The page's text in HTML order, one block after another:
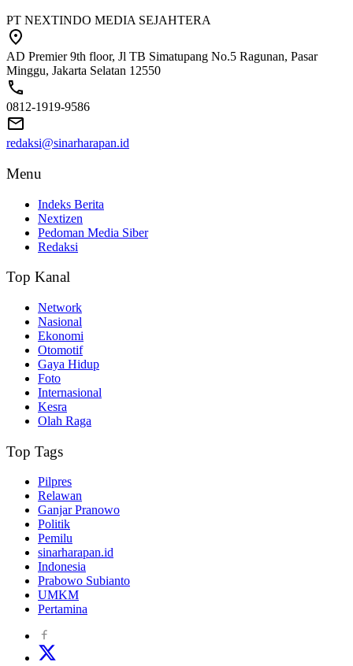
PT NEXTINDO MEDIA SEJAHTERA
AD Premier 9th floor, Jl TB Simatupang No.5 Ragunan, Pasar
Minggu, Jakarta Selatan 12550
0812-1919-9586
redaksi@sinarharapan.id
Menu
Indeks Berita
Nextizen
Pedoman Media Siber
Redaksi
Top Kanal
Network
Nasional
Ekonomi
Otomotif
Gaya Hidup
Foto
Internasional
Kesra
Olah Raga
Top Tags
Pilpres
Relawan
Ganjar Pranowo
Politik
Pemilu
sinarharapan.id
Indonesia
Prabowo Subianto
UMKM
Pertamina